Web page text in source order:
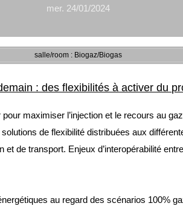
mer. 24/01/2024
salle/room : Biogaz/Biogas
: des flexibilités à activer du
maximiser l’injection et le recours au
de flexibilité distribuées aux
de transport. Enjeux d’interopérabilité
au regard des scénarios 100%